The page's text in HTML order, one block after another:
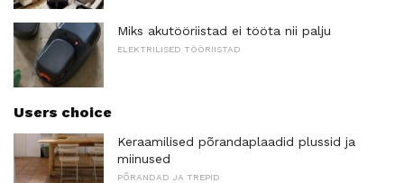
Miks akutööriistad ei tööta nii palju
ELEKTRILISED TÖÖRIISTAD
Users choice
Keraamilised põrandaplaadid plussid ja
miinused
PÕRANDAD JA TREPID